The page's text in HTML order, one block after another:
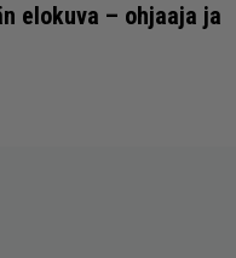
elokuva – ohjaaja ja